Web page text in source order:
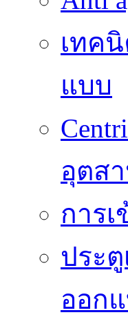
เทค
แบบ
อุตส
การ
ประ
ออก